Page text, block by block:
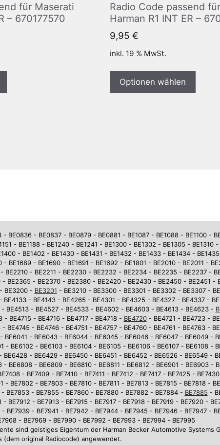
für Maserati
– 670177570
Radio Code passend
Harman R1 INT ER –
9,95 €
inkl. 19 % MwSt.
Optionen wählen
BE0836 - BE0837 - BE0879 - BE0881 - BE1087 - BE1088 - BE1100 -
- BE1188 - BE1240 - BE1241 - BE1300 - BE1302 - BE1305 - BE1310 -
- BE1402 - BE1430 - BE1431 - BE1432 - BE1433 - BE1434 -
BE1689 - BE1690 - BE1691 - BE1692 - BE1801 - BE2010 - BE2011 -
- BE2211 - BE2230 - BE2232 - BE2234 - BE2235 - BE2237 -
- BE2370 - BE2380 - BE2420 - BE2430 - BE2450 - BE2451 -
BE3200 - BE3201 - BE3210 - BE3300 - BE3301 - BE3302 - BE3307 -
- BE4143 - BE4265 - BE4301 - BE4325 - BE4327 - BE4337 -
- BE4527 - BE4533 - BE4602 - BE4603 - BE4613 - BE4623 -
BE4715 - BE4716 - BE4717 - BE4718 - BE4720- BE4721 - BE4723 -
- BE4746 - BE4751 - BE4757 - BE4760 - BE4761 - BE4763 -
BE6041 - BE6043 - BE6044 - BE6045 - BE6046 - BE6047 - BE6049 -
BE6102 - BE6103 - BE6104 - BE6105 - BE6106 - BE6107 - BE6108 -
- BE6429 - BE6450 - BE6451 - BE6452 - BE6526 - BE6549 -
- BE6809 - BE6810 - BE6811 - BE6812 - BE6901 - BE6903 -
- BE7409 - BE7410 - BE7411 - BE7412 - BE7417 - BE7425 -
BE7802 - BE7803 - BE7810 - BE7811 - BE7813 - BE7815 - BE7818 -
BE7853 - BE7855 - BE7860 - BE7880 - BE7882 - BE7884 - BE7885 -
- BE7913 - BE7915 - BE7917 - BE7918 - BE7919 - BE7920 -
- BE7941 - BE7942 - BE7944 - BE7945 - BE7946 - BE7947 -
- BE7969 - BE7990 - BE7992 - BE7993 - BE7994 - BE7995
sind geistiges Eigentum der Harman Becker Automotive Systems
original Radiocode) angewendet.